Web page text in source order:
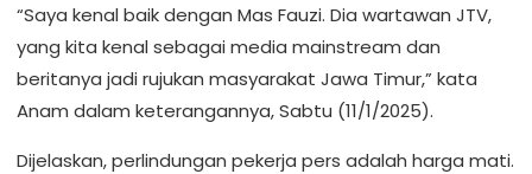
“Saya kenal baik dengan Mas Fauzi. Dia wartawan JTV,
yang kita kenal sebagai media mainstream dan
beritanya jadi rujukan masyarakat Jawa Timur,” kata
Anam dalam keterangannya, Sabtu (11/1/2025).
Dijelaskan, perlindungan pekerja pers adalah harga mati.